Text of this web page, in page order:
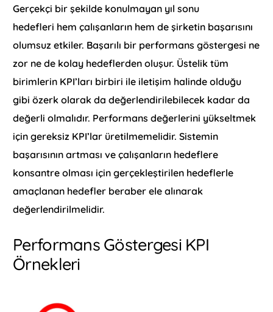
Gerçekçi bir şekilde konulmayan yıl sonu
hedefleri hem çalışanların hem de şirketin başarısını
olumsuz etkiler. Başarılı bir performans göstergesi ne
zor ne de kolay hedeflerden oluşur. Üstelik tüm
birimlerin KPI’ları birbiri ile iletişim halinde olduğu
gibi özerk olarak da değerlendirilebilecek kadar da
değerli olmalıdır. Performans değerlerini yükseltmek
için gereksiz KPI’lar üretilmemelidir. Sistemin
başarısının artması ve çalışanların hedeflere
konsantre olması için gerçekleştirilen hedeflerle
amaçlanan hedefler beraber ele alınarak
değerlendirilmelidir.
Performans Göstergesi KPI
Örnekleri